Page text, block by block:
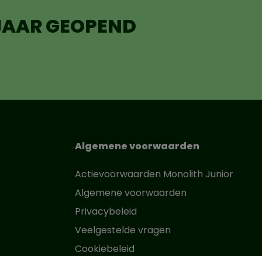
GEOPEND
Algemene voorwaarden
Actievoorwaarden Monolith Junior
Algemene voorwaarden
Privacybeleid
Veelgestelde vragen
Cookiebeleid